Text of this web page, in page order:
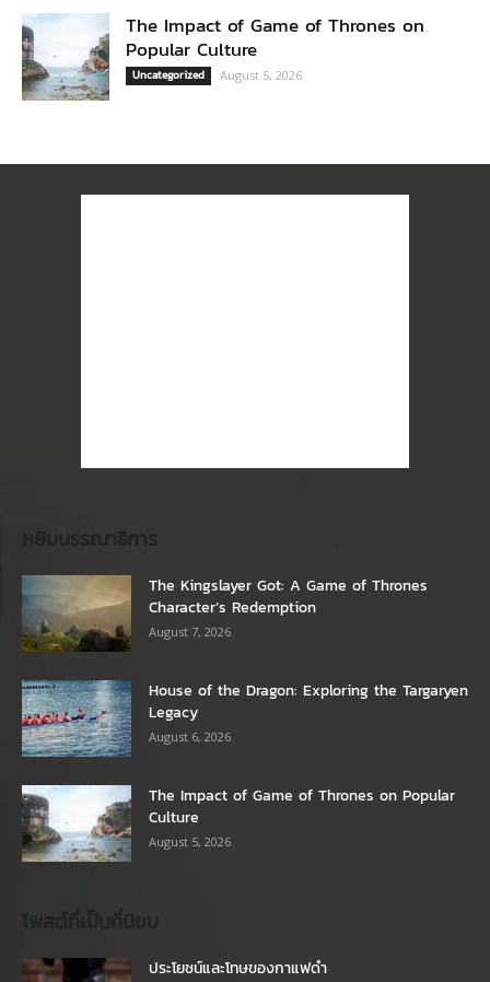
The Impact of Game of Thrones on
Popular Culture
Uncategorized August 5, 2026
The Kingslayer Got: A Game of Thrones
Character’s Redemption
August 7, 2026
House of the Dragon: Exploring the Targaryen
Legacy
August 6, 2026
The Impact of Game of Thrones on Popular
Culture
August 5, 2026
ประโยชน์และโทษของกาแฟดำ